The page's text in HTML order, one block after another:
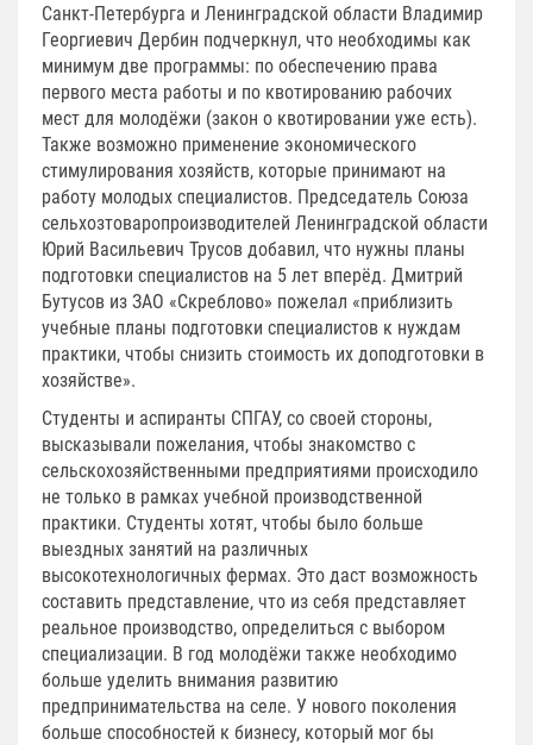
Санкт-Петербурга и Ленинградской области Владимир
Георгиевич Дербин подчеркнул, что необходимы как
минимум две программы: по обеспечению права
первого места работы и по квотированию рабочих
мест для молодёжи (закон о квотировании уже есть).
Также возможно применение экономического
стимулирования хозяйств, которые принимают на
работу молодых специалистов. Председатель Союза
сельхозтоваропроизводителей Ленинградской области
Юрий Васильевич Трусов добавил, что нужны планы
подготовки специалистов на 5 лет вперёд. Дмитрий
Бутусов из ЗАО «Скреблово» пожелал «приблизить
учебные планы подготовки специалистов к нуждам
практики, чтобы снизить стоимость их доподготовки в
хозяйстве».
Студенты и аспиранты СПГАУ, со своей стороны,
высказывали пожелания, чтобы знакомство с
сельскохозяйственными предприятиями происходило
не только в рамках учебной производственной
практики. Студенты хотят, чтобы было больше
выездных занятий на различных
высокотехнологичных фермах. Это даст возможность
составить представление, что из себя представляет
реальное производство, определиться с выбором
специализации. В год молодёжи также необходимо
больше уделить внимания развитию
предпринимательства на селе. У нового поколения
больше способностей к бизнесу, который мог бы